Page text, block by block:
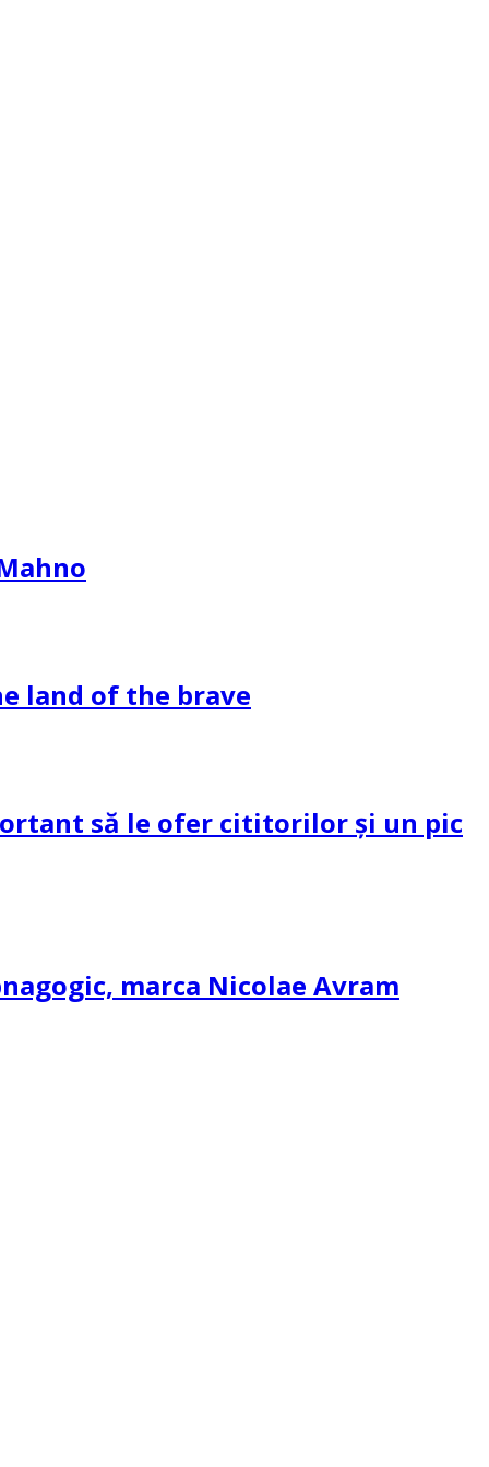
land of the brave
să le ofer cititorilor și un pic
marca Nicolae Avram